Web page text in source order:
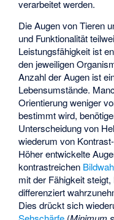
verarbeitet werden.
Die Augen von Tieren
und Funktionalität
Leistungsfähigkeit ist
den jeweiligen
Anzahl der Augen ist
Lebensumstände.
Orientierung weniger
bestimmt wird,
Unterscheidung von
wiederum von
Höher entwickelte
kontrastreichen
mit der Fähigkeit
differenziert
Dies drückt sich